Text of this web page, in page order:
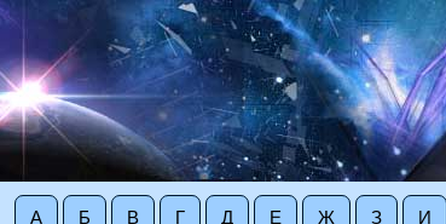
А Б В Г Д Е Ж З И